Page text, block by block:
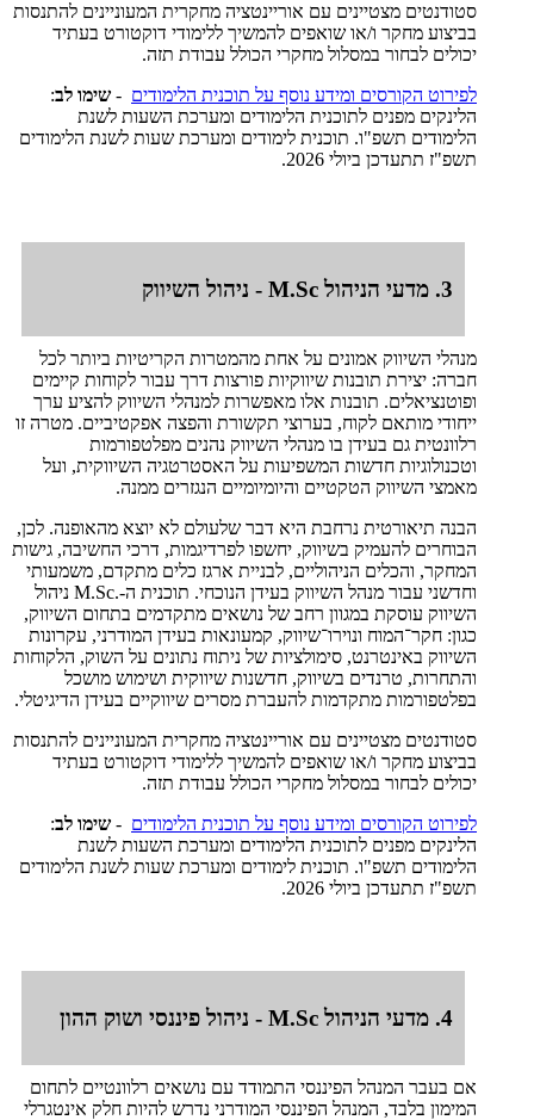
סטודנטים מצטיינים עם אוריינטציה מחקרית המעוניינים להתנסות
בביצוע מחקר ו/או שואפים להמשיך ללימודי דוקטורט בעתיד
יכולים לבחור במסלול מחקרי הכולל עבודת תזה.
לפירוט הקורסים ומידע נוסף על תוכנית הלימודים - שימו לב:
הלינקים מפנים לתוכנית הלימודים ומערכת השעות לשנת
הלימודים תשפ"ו. תוכנית לימודים ומערכת שעות לשנת הלימודים
תשפ"ז תתעדכן ביולי 2026.
3. מדעי הניהול M.Sc - ניהול השיווק
מנהלי השיווק אמונים על אחת מהמטרות הקריטיות ביותר לכל
חברה: יצירת תובנות שיווקיות פורצות דרך עבור לקוחות קיימים
ופוטנציאלים. תובנות אלו מאפשרות למנהלי השיווק להציע ערך
ייחודי מותאם לקוח, בערוצי תקשורת והפצה אפקטיביים. מטרה זו
רלוונטית גם בעידן בו מנהלי השיווק נהנים מפלטפורמות
וטכנולוגיות חדשות המשפיעות על האסטרטגיה השיווקית, ועל
מאמצי השיווק הטקטיים והיומיומיים הנגזרים ממנה.
הבנה תיאורטית נרחבת היא דבר שלעולם לא יוצא מהאופנה. לכן,
הבוחרים להעמיק בשיווק, יחשפו לפרדיגמות, דרכי החשיבה, גישות
המחקר, והכלים הניהוליים, לבניית ארגז כלים מתקדם, משמעותי
וחדשני עבור מנהל השיווק בעידן הנוכחי. תוכנית ה-.M.Sc ניהול
השיווק עוסקת במגוון רחב של נושאים מתקדמים בתחום השיווק,
כגון: חקר־המוח ונוירו־שיווק, קמעונאות בעידן המודרני, עקרונות
השיווק באינטרנט, סימולציות של ניתוח נתונים על השוק, הלקוחות
והתחרות, טרנדים בשיווק, חדשנות שיווקית ושימוש מושכל
בפלטפורמות מתקדמות להעברת מסרים שיווקיים בעידן הדיגיטלי.
סטודנטים מצטיינים עם אוריינטציה מחקרית המעוניינים להתנסות
בביצוע מחקר ו/או שואפים להמשיך ללימודי דוקטורט בעתיד
יכולים לבחור במסלול מחקרי הכולל עבודת תזה.
לפירוט הקורסים ומידע נוסף על תוכנית הלימודים - שימו לב:
הלינקים מפנים לתוכנית הלימודים ומערכת השעות לשנת
הלימודים תשפ"ו. תוכנית לימודים ומערכת שעות לשנת הלימודים
תשפ"ז תתעדכן ביולי 2026.
4. מדעי הניהול M.Sc - ניהול פיננסי ושוק ההון
אם בעבר המנהל הפיננסי התמודד עם נושאים רלוונטיים לתחום
המימון בלבד, המנהל הפיננסי המודרני נדרש להיות חלק אינטגרלי